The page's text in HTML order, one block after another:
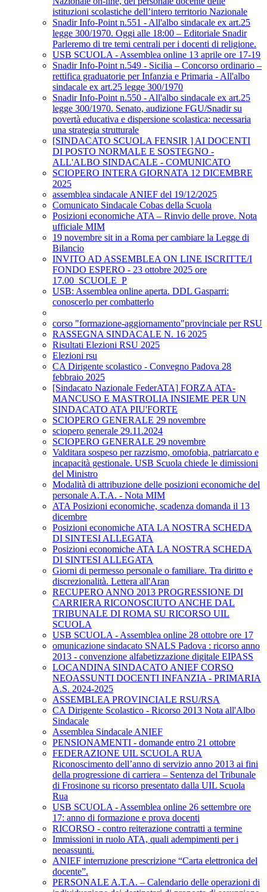
istituzioni scolastiche dell’intero territorio Nazionale
Snadir Info-Point n.551 - All'albo sindacale ex art.25
legge 300/1970. Oggi alle 18:00 – Editoriale Snadir
Parleremo di tre temi centrali per i docenti di religione.
USB SCUOLA - Assemblea online 13 aprile ore 17-19
Snadir Info-Point n.549 - Sicilia – Concorso ordinario –
rettifica graduatorie per Infanzia e Primaria - All'albo
sindacale ex art.25 legge 300/1970
Snadir Info-Point n.550 - All'albo sindacale ex art.25
legge 300/1970. Senato, audizione FGU/Snadir su
povertà educativa e dispersione scolastica: necessaria
una strategia strutturale
[SINDACATO SCUOLA FENSIR ] AI DOCENTI
DI POSTO NORMALE E SOSTEGNO -
ALL'ALBO SINDACALE - COMUNICATO
SCIOPERO INTERA GIORNATA 12 DICEMBRE
2025
assemblea sindacale ANIEF del 19/12/2025
Comunicato Sindacale Cobas della Scuola
Posizioni economiche ATA – Rinvio delle prove. Nota
ufficiale MIM
19 novembre sit in a Roma per cambiare la Legge di
Bilancio
INVITO AD ASSEMBLEA ON LINE ISCRITTE/I
FONDO ESPERO - 23 ottobre 2025 ore
17.00_SCUOLE_P
USB: Assemblea online aperta. DDL Gasparri:
conoscerlo per combatterlo
corso "formazione-aggiornamento"provinciale per RSU
RASSEGNA SINDACALE N. 16 2025
Risultati Elezioni RSU 2025
Elezioni rsu
CA Dirigente scolastico - Convegno Padova 28
febbraio 2025
[Sindacato Nazionale FederATA] FORZA ATA-
MANCUSO E MASTROLIA INSIEME PER UN
SINDACATO ATA PIU'FORTE
SCIOPERO GENERALE 29 novembre
sciopero generale 29.11.2024
SCIOPERO GENERALE 29 novembre
Valditara sospeso per razzismo, omofobia, patriarcato e
incapacità gestionale. USB Scuola chiede le dimissioni
del Ministro
Modalità di attribuzione delle posizioni economiche del
personale A.T.A. - Nota MIM
ATA Posizioni economiche, scadenza domanda il 13
dicembre
Posizioni economiche ATA LA NOSTRA SCHEDA
DI SINTESI ALLEGATA
Posizioni economiche ATA LA NOSTRA SCHEDA
DI SINTESI ALLEGATA
Giorni di permesso personale o familiare. Tra diritto e
discrezionalità. Lettera all'Aran
RECUPERO ANNO 2013 PROGRESSIONE DI
CARRIERA RICONOSCIUTO ANCHE DAL
TRIBUNALE DI ROMA SU RICORSO UIL
SCUOLA
USB SCUOLA - Assemblea online 28 ottobre ore 17
omunicazione sindacato SNALS Padova : ricorso anno
2013 - convenzione alfabetizzazione digitale EIPASS
LOCANDINA SINDACATO ANIEF CORSO
NEOASSUNTI DOCENTI INFANZIA - PRIMARIA
A.S. 2024-2025
ASSEMBLEA PROVINCIALE RSU/RSA
CA Dirigente Scolastico - Ricorso 2013 Nota all'Albo
Sindacale
Assemblea Sindacale ANIEF
PENSIONAMENTI - domande entro 21 ottobre
FEDERAZIONE UIL SCUOLA RUA
Riconoscimento dell’anno di servizio anno 2013 ai fini
della progressione di carriera – Sentenza del Tribunale
di Frosinone su ricorso presentato dalla UIL Scuola
Rua
USB SCUOLA - Assemblea online 26 settembre ore
17: anno di formazione e prova docenti
RICORSO - contro reiterazione contratti a termine
Immissioni in ruolo ATA, quali adempimenti per i
neoassunti.
ANIEF interruzione prescrizione “Carta elettronica del
docente”.
PERSONALE A.T.A. – Calendario delle operazioni di